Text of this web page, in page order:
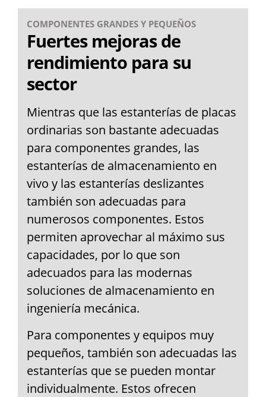
COMPONENTES GRANDES Y PEQUEÑOS
Fuertes mejoras de
rendimiento para su
sector
Mientras que las estanterías de placas
ordinarias son bastante adecuadas
para componentes grandes, las
estanterías de almacenamiento en
vivo y las estanterías deslizantes
también son adecuadas para
numerosos componentes. Estos
permiten aprovechar al máximo sus
capacidades, por lo que son
adecuados para las modernas
soluciones de almacenamiento en
ingeniería mecánica.
Para componentes y equipos muy
pequeños, también son adecuadas las
estanterías que se pueden montar
individualmente. Estos ofrecen